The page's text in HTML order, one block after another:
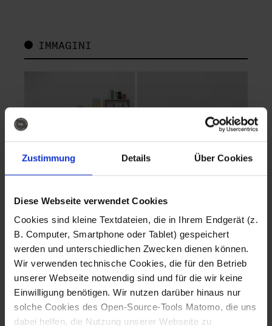
Zustimmung Details Über Cookies
Diese Webseite verwendet Cookies
Cookies sind kleine Textdateien, die in Ihrem Endgerät (z.
B. Computer, Smartphone oder Tablet) gespeichert
werden und unterschiedlichen Zwecken dienen können.
Wir verwenden technische Cookies, die für den Betrieb
unserer Webseite notwendig sind und für die wir keine
Einwilligung benötigen. Wir nutzen darüber hinaus nur
solche Cookies des Open-Source-Tools Matomo, die uns
dabei helfen, die Nutzung unserer Webseite zu
IMMAGINI
Fotografo: Lorenz
Sternbach
Download
Fotografo: Lorenz
Sternbach
Download